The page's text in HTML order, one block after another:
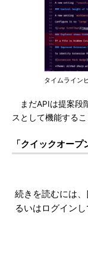
タイムライン
まだAPIは提案段
スとして機能するこ
「クイックオー
続きを読むには
るいはログインし